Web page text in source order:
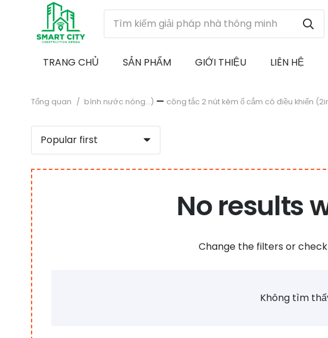
TRANG CHỦ SẢN PHẨM GIỚI THIỆU LIÊN HỆ
Tổng quan / bình nước nóng...) công tắc 2 nút kèm ổ cắm có điều khiển
No results
Change the filters or
Không tìm